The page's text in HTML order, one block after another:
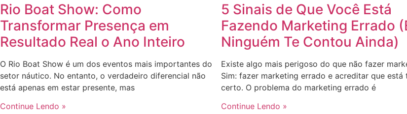
Rio Boat Show: Como
Transformar Presença em
Resultado Real o Ano Inteiro
O Rio Boat Show é um dos eventos mais importantes do
setor náutico. No entanto, o verdadeiro diferencial não
está apenas em estar presente, mas
Continue Lendo »
5 Sinais de Que Você Está
Fazendo Marketing Errado
Ninguém Te Contou Ainda)
Existe algo mais perigoso do que não fazer
Sim: fazer marketing errado e acreditar que está
certo. O problema do marketing errado é
Continue Lendo »